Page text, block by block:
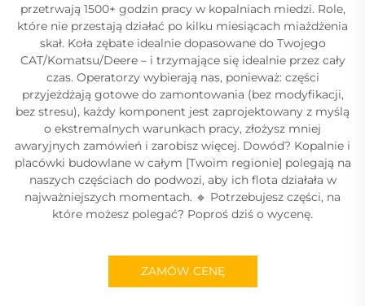
przetrwają 1500+ godzin pracy w kopalniach miedzi. Role,
które nie przestają działać po kilku miesiącach miażdżenia
skał. Koła zębate idealnie dopasowane do Twojego
CAT/Komatsu/Deere – i trzymające się idealnie przez cały
czas. Operatorzy wybierają nas, ponieważ: części
przyjeżdżają gotowe do zamontowania (bez modyfikacji,
bez stresu), każdy komponent jest zaprojektowany z myślą
o ekstremalnych warunkach pracy, złożysz mniej
awaryjnych zamówień i zarobisz więcej. Dowód? Kopalnie i
placówki budowlane w całym [Twoim regionie] polegają na
naszych częściach do podwozi, aby ich flota działała w
najważniejszych momentach. ​​🔹 Potrzebujesz części, na
które możesz polegać? Poproś dziś o wycenę.
ZAMÓW CENĘ